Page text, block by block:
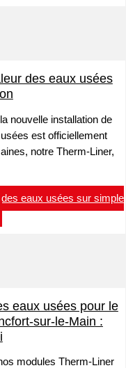
des eaux usées
nouvelle installation de
est officiellement
notre Therm-Liner,
eaux usées sur simple
eaux usées pour le
sur-le-Main :
modules Therm-Liner